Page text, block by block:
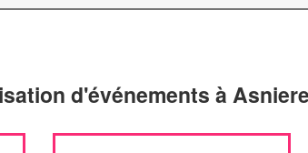
d'événements à